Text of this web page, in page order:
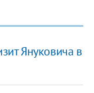
Януковича в